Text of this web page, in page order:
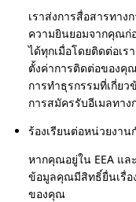
เราส่งการสื่อสารทาง
ความยินยอมจากคุณก่
ได้ทุกเมื่อโดยติดต่อเร
ตั้งค่าการติดต่อของคุ
การทำธุรกรรมที่เกี่ย
การสมัครรับอีเมลทา
ร้องเรียนต่อหน่วยงาน
หากคุณอยู่ใน EEA แล
ข้อมูลคุณมีสิทธิ์ยื่นเรื่อ
ของคุณ